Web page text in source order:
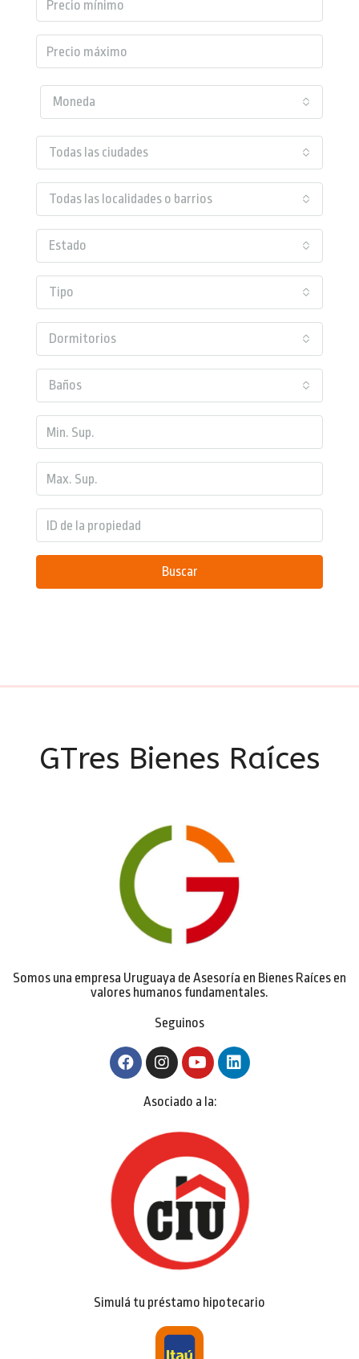
Moneda
Todas las ciudades
Todas las localidades o barrios
Estado
Tipo
Dormitorios
Baños
Buscar
GTres Bienes Raíces
Somos una empresa Uruguaya de Asesoría en Bienes Raíces en
valores humanos fundamentales.
Seguinos
Asociado a la:
Simulá tu préstamo hipotecario